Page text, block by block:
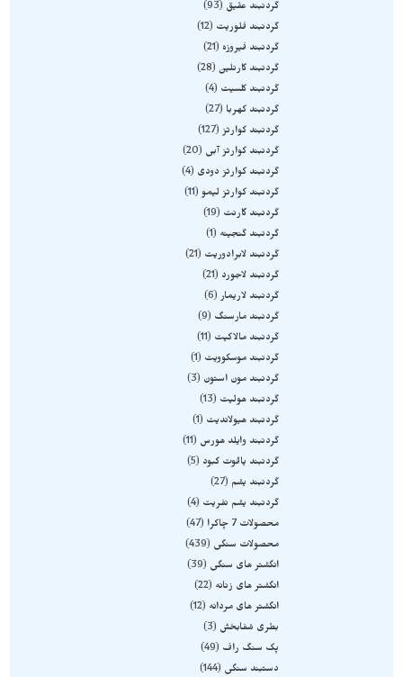
گردنبند عقیق
93
گردنبند فلوریت
12
گردنبند فیروزه
21
گردنبند کارنلین 28
گردنبند کلسیت
4
گردنبند کهربا
27
گردنبند کوارتز
127
گردنبند کوارتز آبی
20
گردنبند کوارتز دودی
4
گردنبند کوارتز لیمو
11
گردنبند گارنت
19
گردنبند گنجینه
1
گردنبند لابرادوریت
21
گردنبند لاجورد
21
گردنبند لاریمار
6
گردنبند مارسنگ
9
گردنبند مالاکیت
11
گردنبند موسکوویت
1
گردنبند مون استون
3
گردنبند هولیت
13
گردنبند هیولاندیت
1
گردنبند وایلد هورس
11
گردنبند یاقوت کبود
5
گردنبند یشم
27
گردنبند یشم نفریت
4
محصولات 7 چاکرا
47
محصولات سنگی
439
انگشتر های سنگی
39
انگشتر های زنانه
22
انگشتر های مردانه
12
بطری شفابخش
3
پک سنگ راف
49
دستبند سنگی
144